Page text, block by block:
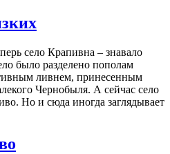
село Крапивна – знавало
было разделено пополам
ливнем, принесенным
Чернобыля. А сейчас село
Но и сюда иногда заглядывает